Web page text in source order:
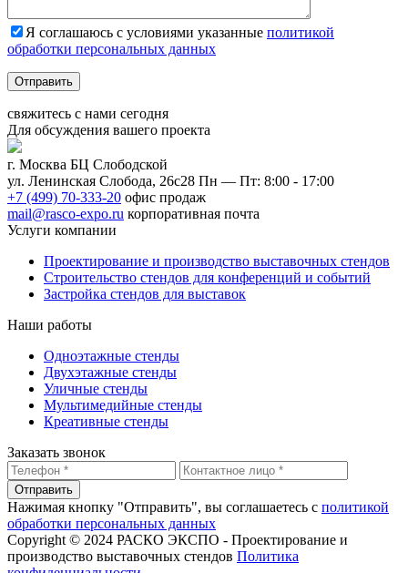
Я соглашаюсь с условиями указанные политикой
обработки персональных данных
Отправить
свяжитесь с нами сегодня
Для обсуждения вашего проекта
г. Москва БЦ Слободской
ул. Ленинская Слобода, 26с28 Пн — Пт: 8:00 - 17:00
+7 (499) 70-333-20 офис продаж
mail@rasco-expo.ru корпоративная почта
Услуги компании
Проектирование и производство выставочных стендов
Строительство стендов для конференций и событий
Застройка стендов для выставок
Наши работы
Одноэтажные стенды
Двухэтажные стенды
Уличные стенды
Мультимедийные стенды
Креативные стенды
Заказать звонок
Отправить
Нажимая кнопку "Отправить", вы соглашаетесь с политикой
обработки персональных данных
Copyright © 2024 РАСКО ЭКСПО - Проектирование и
производство выставочных стендов Политика